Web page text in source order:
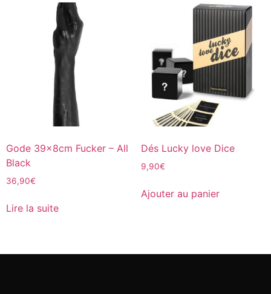
Gode 39x8cm Fucker – All
Black
36,90€
Lire la suite
Dés Lucky love Dice
9,90€
Ajouter au panier